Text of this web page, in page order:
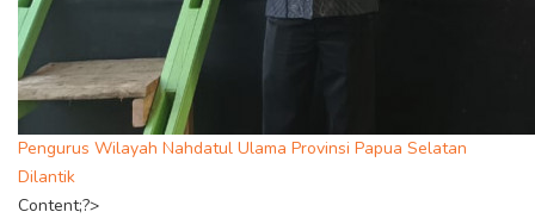
Pengurus Wilayah Nahdatul Ulama Provinsi Papua Selatan
Dilantik
Content;?>